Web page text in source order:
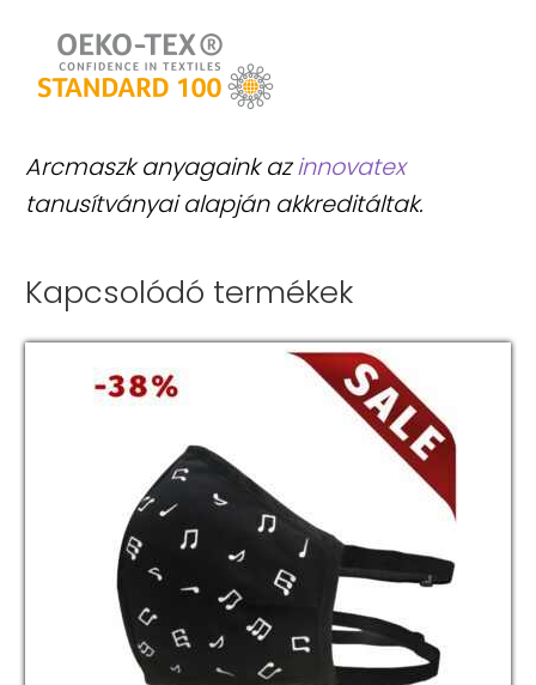
Arcmaszk anyagaink azinnovatex
tanusítványai alapján akkreditáltak.
Kapcsolódó termékek